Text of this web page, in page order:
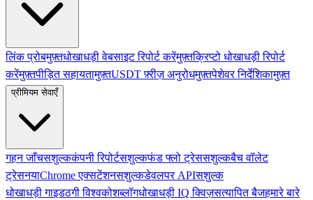
लिंक प्रोबमुफ़्तधोखाधड़ी वेबसाइट रिपोर्ट करेंमुफ़्तक्रिप्टो धोखाधड़ी रिपोर्ट
करेंमुफ़्तपीड़ित सहायतामुफ़्तUSDT फ़्रीज़ अनुरोधमुफ़्तपेशेवर निर्देशिकामुफ़्त
प्रीमियम सेवाएँ
गहन जाँचसशुल्ककंपनी रिपोर्टसशुल्कफंड फ्लो ट्रेससशुल्कबैच वॉलेट
ट्रेसनयाChrome एक्सटेंशनसशुल्कडेवलपर APIसशुल्क
धोखाधड़ी गाइडठगी विश्वकोशब्लॉगधोखाधड़ी IQ क्विज़सत्यापित बैजहमारे बारे